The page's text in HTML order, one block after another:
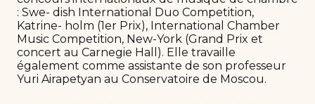
: Swe- dish International Duo Competition,
Katrine- holm (1er Prix), International Chamber
Music Competition, New-York (Grand Prix et
concert au Carnegie Hall). Elle travaille
également comme assistante de son professeur
Yuri Airapetyan au Conservatoire de Moscou.